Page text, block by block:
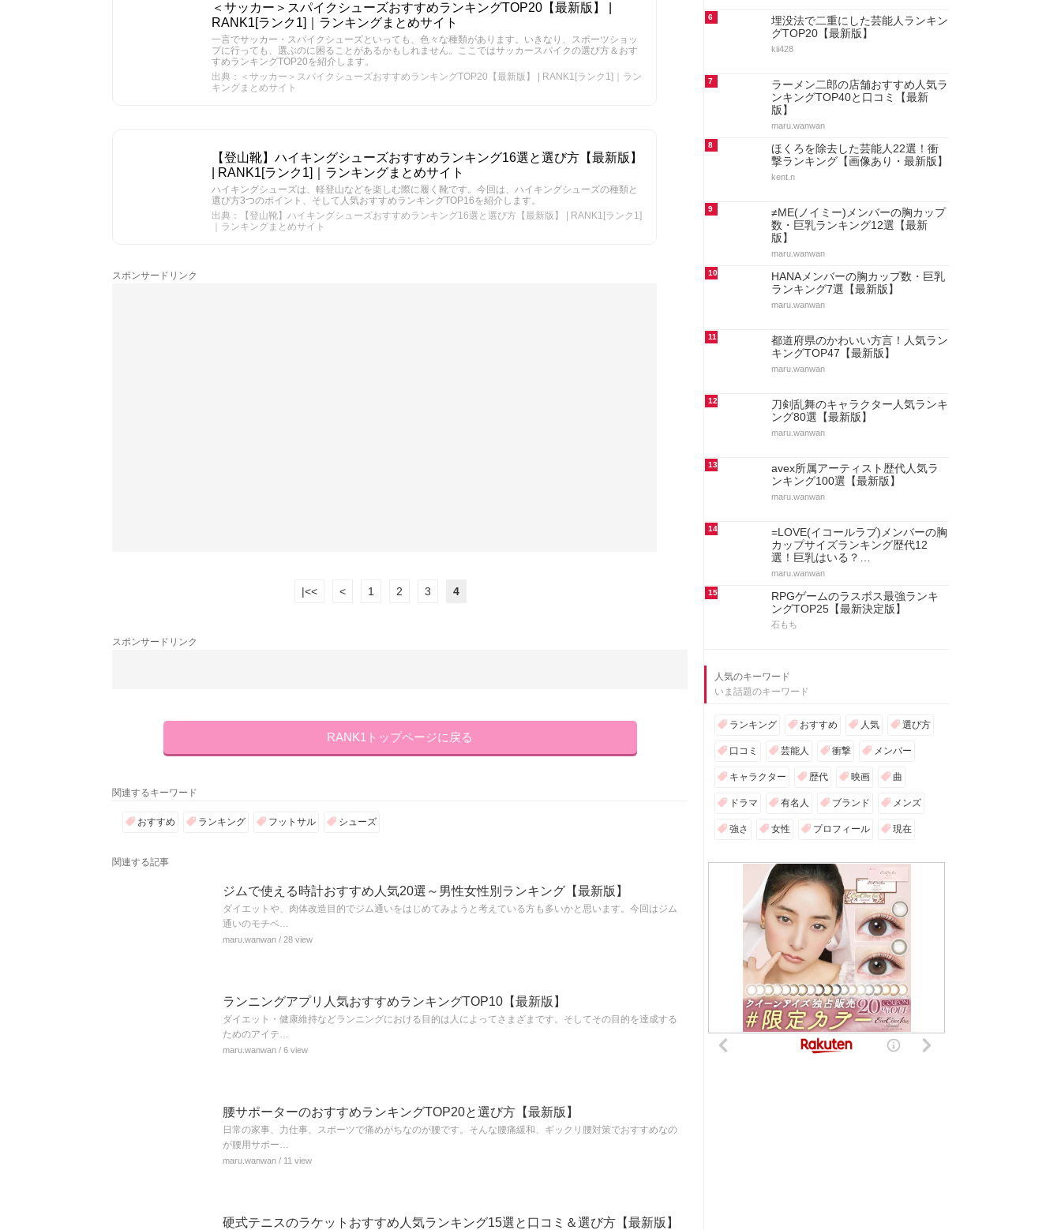
＜サッカー＞スパイクシューズおすすめランキングTOP20【最新版】 |
RANK1[ランク1]｜ランキングまとめサイト
一言でサッカー・スパイクシューズといっても、色々な種類があります。いきなり、スポーツショッ
プに行っても、選ぶのに困ることがあるかもしれません。ここではサッカースパイクの選び方＆おす
すめランキングTOP20を紹介します。
出典：＜サッカー＞スパイクシューズおすすめランキングTOP20【最新版】 | RANK1[ランク1]｜ラン
キングまとめサイト
【登山靴】ハイキングシューズおすすめランキング16選と選び方【最新版】
| RANK1[ランク1]｜ランキングまとめサイト
ハイキングシューズは、軽登山などを楽しむ際に履く靴です。今回は、ハイキングシューズの種類と
選び方3つのポイント、そして人気おすすめランキングTOP16を紹介します。
出典：【登山靴】ハイキングシューズおすすめランキング16選と選び方【最新版】 | RANK1[ランク1]
｜ランキングまとめサイト
スポンサードリンク
|<< < 1 2 3 4
スポンサードリンク
RANK1トップページに戻る
関連するキーワード
おすすめ ランキング フットサル シューズ
関連する記事
ジムで使える時計おすすめ人気20選～男性女性別ランキング【最新版】
ダイエットや、肉体改造目的でジム通いをはじめてみようと考えている方も多いかと思います。今回はジム
通いのモチベ…
maru.wanwan / 28 view
ランニングアプリ人気おすすめランキングTOP10【最新版】
ダイエット・健康維持などランニングにおける目的は人によってさまざまです。そしてその目的を達成する
ためのアイテ…
maru.wanwan / 6 view
腰サポーターのおすすめランキングTOP20と選び方【最新版】
日常の家事、力仕事、スポーツで痛めがちなのが腰です。そんな腰痛緩和、ギックリ腰対策でおすすめなの
が腰用サポー…
maru.wanwan / 11 view
硬式テニスのラケットおすすめ人気ランキング15選と口コミ＆選び方【最新版】
6
埋没法で二重にした芸能人ランキン
グTOP20【最新版】
kii428
7
ラーメン二郎の店舗おすすめ人気ラ
ンキングTOP40と口コミ【最新
版】
maru.wanwan
8
ほくろを除去した芸能人22選！衝
撃ランキング【画像あり・最新版】
kent.n
9
≠ME(ノイミー)メンバーの胸カップ
数・巨乳ランキング12選【最新
版】
maru.wanwan
10
HANAメンバーの胸カップ数・巨乳
ランキング7選【最新版】
maru.wanwan
11
都道府県のかわいい方言！人気ラン
キングTOP47【最新版】
maru.wanwan
12
刀剣乱舞のキャラクター人気ランキ
ング80選【最新版】
maru.wanwan
13
avex所属アーティスト歴代人気ラ
ンキング100選【最新版】
maru.wanwan
14
=LOVE(イコールラブ)メンバーの胸
カップサイズランキング歴代12
選！巨乳はいる？…
maru.wanwan
15
RPGゲームのラスボス最強ランキ
ングTOP25【最新決定版】
石もち
人気のキーワード
いま話題のキーワード
ランキング おすすめ 人気 選び方
口コミ 芸能人 衝撃 メンバー
キャラクター 歴代 映画 曲
ドラマ 有名人 ブランド メンズ
強さ 女性 プロフィール 現在